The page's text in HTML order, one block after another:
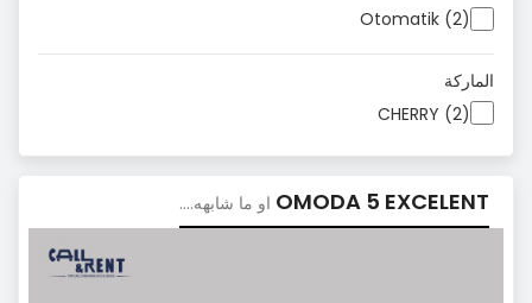
Otomatik (2)
الماركة
CHERRY (2)
OMODA 5 EXCELENT او ما شابهه....